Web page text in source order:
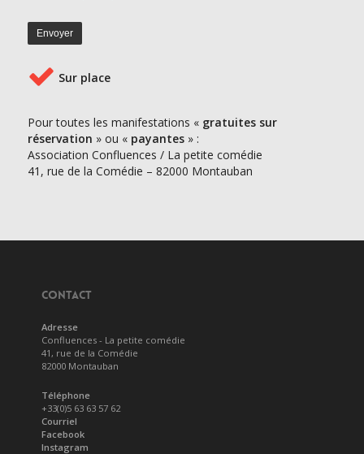
Sur place
Pour toutes les manifestations « gratuites sur
réservation » ou « payantes» :
Association Confluences / La petite comédie
41, rue de la Comédie – 82000 Montauban
CONTACT
Adresse
Confluences - La petite comédie
41, rue de la Comédie
82000 Montauban
Téléphone
+33(0)5 63 63 57 62
Courriel
Facebook
Instagram